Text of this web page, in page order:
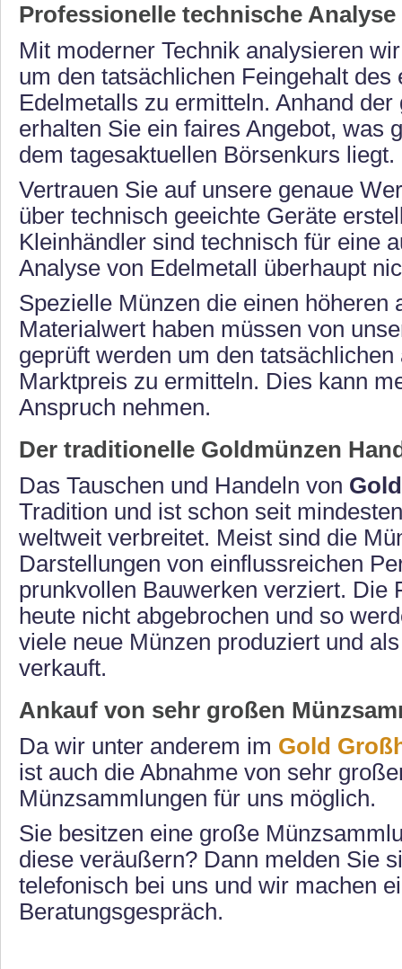
Professionelle technische
Mit moderner Technik analysieren
um den tatsächlichen Feingehalt des
Edelmetalls zu ermitteln. Anhand der
erhalten Sie ein faires Angebot, was
dem tagesaktuellen Börsenkurs liegt.
Vertrauen Sie auf unsere genaue
über technisch geeichte Geräte
Kleinhändler sind technisch für eine
Analyse von Edelmetall überhaupt
Spezielle Münzen die einen höheren
Materialwert haben müssen von
geprüft werden um den tatsächlichen
Marktpreis zu ermitteln. Dies kann
Anspruch nehmen.
Der traditionelle Goldmünzen
Das Tauschen und Handeln von
Tradition und ist schon seit
weltweit verbreitet. Meist sind die
Darstellungen von einflussreichen
prunkvollen Bauwerken verziert. Die
heute nicht abgebrochen und so
viele neue Münzen produziert und
verkauft.
Ankauf von sehr großen
Da wir unter anderem im Gold
ist auch die Abnahme von sehr
Münzsammlungen für uns möglich.
Sie besitzen eine große
diese veräußern? Dann melden Sie
telefonisch bei uns und wir machen
Beratungsgespräch.